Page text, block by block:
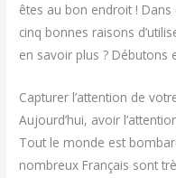
êtes au bon endroit !
cinq bonnes raisons
en savoir plus ? Débutons
Capturer l’attention de
Aujourd’hui, avoir
Tout le monde est
nombreux Français sont